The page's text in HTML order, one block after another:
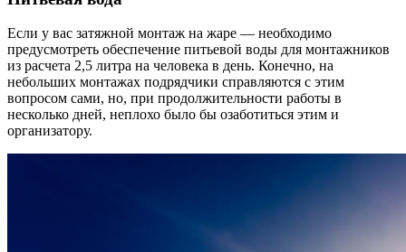
Если у вас затяжной монтаж на жаре — необходимо
предусмотреть обеспечение питьевой воды для монтажников
из расчета 2,5 литра на человека в день. Конечно, на
небольших монтажах подрядчики справляются с этим
вопросом сами, но, при продолжительности работы в
несколько дней, неплохо было бы озаботиться этим и
организатору.